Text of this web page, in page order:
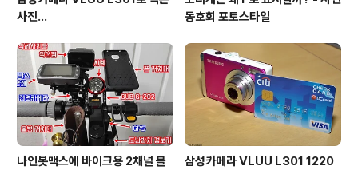
사진...
동호회 포토스타일
나인봇맥스에 바이크용 2채널 블
삼성카메라 VLUU L301 1220